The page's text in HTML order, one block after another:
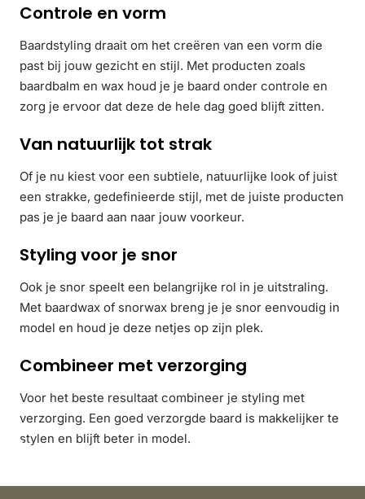
Controle en vorm
Baardstyling draait om het creëren van een vorm die
past bij jouw gezicht en stijl. Met producten zoals
baardbalm en wax houd je je baard onder controle en
zorg je ervoor dat deze de hele dag goed blijft zitten.
Van natuurlijk tot strak
Of je nu kiest voor een subtiele, natuurlijke look of juist
een strakke, gedefinieerde stijl, met de juiste producten
pas je je baard aan naar jouw voorkeur.
Styling voor je snor
Ook je snor speelt een belangrijke rol in je uitstraling.
Met baardwax of snorwax breng je je snor eenvoudig in
model en houd je deze netjes op zijn plek.
Combineer met verzorging
Voor het beste resultaat combineer je styling met
verzorging. Een goed verzorgde baard is makkelijker te
stylen en blijft beter in model.